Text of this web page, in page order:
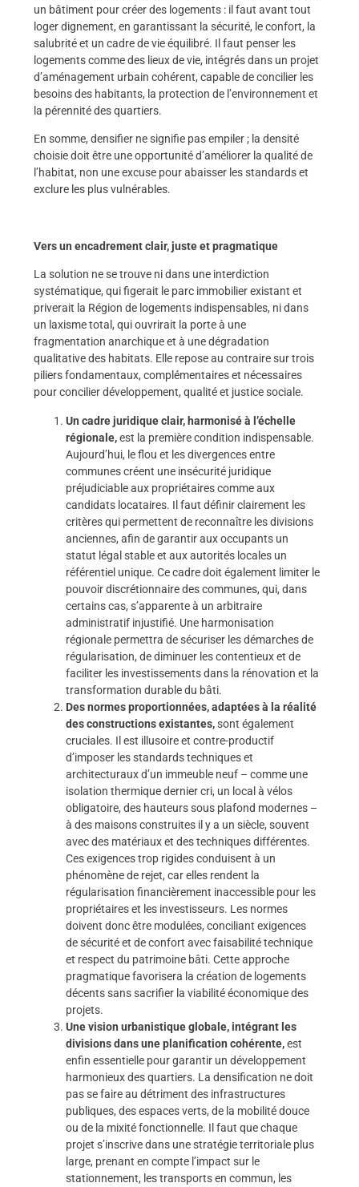
un bâtiment pour créer des logements : il faut avant tout
loger dignement, en garantissant la sécurité, le confort, la
salubrité et un cadre de vie équilibré. Il faut penser les
logements comme des lieux de vie, intégrés dans un projet
d’aménagement urbain cohérent, capable de concilier les
besoins des habitants, la protection de l’environnement et
la pérennité des quartiers.
En somme, densifier ne signifie pas empiler ; la densité
choisie doit être une opportunité d’améliorer la qualité de
l’habitat, non une excuse pour abaisser les standards et
exclure les plus vulnérables.
Vers un encadrement clair, juste et pragmatique
La solution ne se trouve ni dans une interdiction
systématique, qui figerait le parc immobilier existant et
priverait la Région de logements indispensables, ni dans
un laxisme total, qui ouvrirait la porte à une
fragmentation anarchique et à une dégradation
qualitative des habitats. Elle repose au contraire sur trois
piliers fondamentaux, complémentaires et nécessaires
pour concilier développement, qualité et justice sociale.
Un cadre juridique clair, harmonisé à l’échelle
régionale,est la première condition indispensable.
Aujourd’hui, le flou et les divergences entre
communes créent une insécurité juridique
préjudiciable aux propriétaires comme aux
candidats locataires. Il faut définir clairement les
critères qui permettent de reconnaître les divisions
anciennes, afin de garantir aux occupants un
statut légal stable et aux autorités locales un
référentiel unique. Ce cadre doit également limiter le
pouvoir discrétionnaire des communes, qui, dans
certains cas, s’apparente à un arbitraire
administratif injustifié. Une harmonisation
régionale permettra de sécuriser les démarches de
régularisation, de diminuer les contentieux et de
faciliter les investissements dans la rénovation et la
transformation durable du bâti.
Des normes proportionnées, adaptées à la réalité
des constructions existantes,sont également
cruciales. Il est illusoire et contre-productif
d’imposer les standards techniques et
architecturaux d’un immeuble neuf – comme une
isolation thermique dernier cri, un local à vélos
obligatoire, des hauteurs sous plafond modernes –
à des maisons construites il y a un siècle, souvent
avec des matériaux et des techniques différentes.
Ces exigences trop rigides conduisent à un
phénomène de rejet, car elles rendent la
régularisation financièrement inaccessible pour les
propriétaires et les investisseurs. Les normes
doivent donc être modulées, conciliant exigences
de sécurité et de confort avec faisabilité technique
et respect du patrimoine bâti. Cette approche
pragmatique favorisera la création de logements
décents sans sacrifier la viabilité économique des
projets.
Une vision urbanistique globale, intégrant les
divisions dans une planification cohérente,est
enfin essentielle pour garantir un développement
harmonieux des quartiers. La densification ne doit
pas se faire au détriment des infrastructures
publiques, des espaces verts, de la mobilité douce
ou de la mixité fonctionnelle. Il faut que chaque
projet s’inscrive dans une stratégie territoriale plus
large, prenant en compte l’impact sur le
stationnement, les transports en commun, les